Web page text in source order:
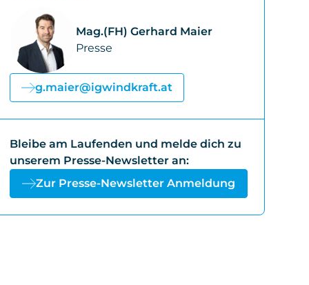
Mag.(FH) Gerhard Maier
Presse
g.maier@igwindkraft.at
Bleibe am Laufenden und melde dich zu
unserem Presse-Newsletter an:
Zur Presse-Newsletter Anmeldung